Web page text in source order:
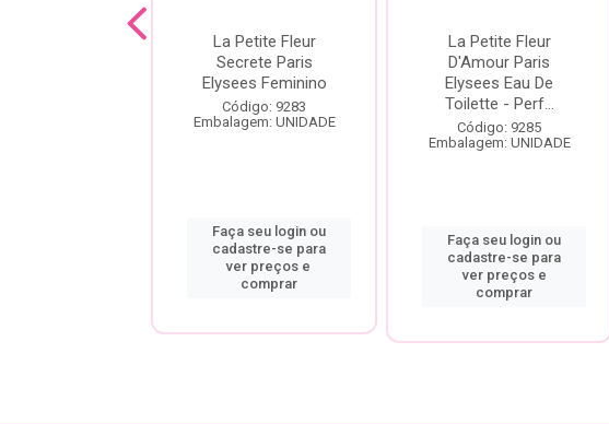
La Petite Fleur
Secrete Paris
Elysees Feminino
Código: 9283
Embalagem: UNIDADE
Faça seu login ou
cadastre-se para
ver preços e
comprar
La Petite Fleur
D'Amour Paris
Elysees Eau De
Toilette - Perf...
Código: 9285
Embalagem: UNIDADE
Faça seu login ou
cadastre-se para
ver preços e
comprar